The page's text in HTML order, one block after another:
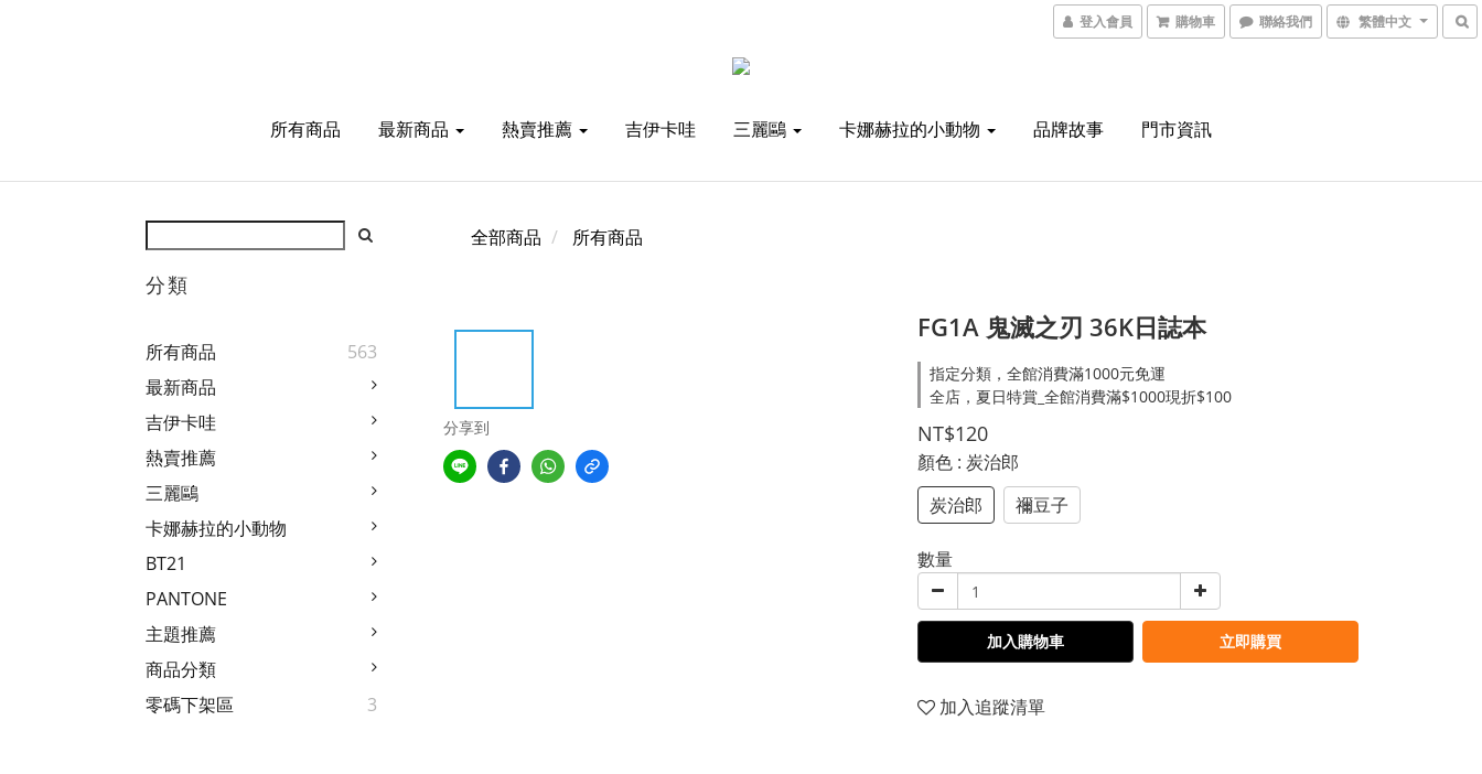
登入會員 購物車 聯絡我們 繁體中文
所有商品 最新商品 熱賣推薦 吉伊卡哇 三麗鷗 卡娜赫拉的小動物 品牌故事 門市資訊
分類
所有商品
563
最新商品
吉伊卡哇
熱賣推薦
三麗鷗
卡娜赫拉的小動物
BT21
PANTONE
主題推薦
商品分類
零碼下架區
3
全部商品 所有商品
分享到
FG1A 鬼滅之刃 36K日誌本
指定分類，全館消費滿1000元免運
全店，夏日特賞_全館消費滿$1000現折$100
NT$120
顏色 : 炭治郎
炭治郎
禰豆子
數量
加入購物車 立即購買
加入追蹤清單